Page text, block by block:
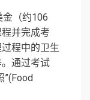
（约106
并完成考
程中的卫生
通过考试